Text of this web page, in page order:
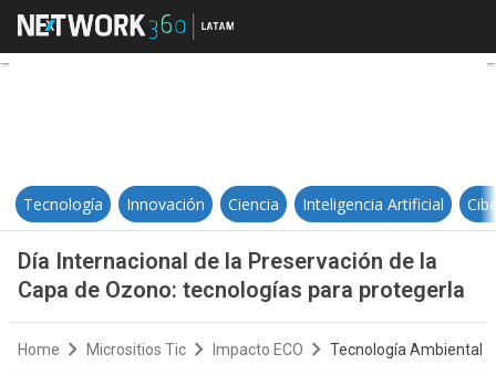
Día Internacional de la
Tecnología Innovación Ciencia Inteligencia Artificial
Día Internacional de la Preservación de la
Capa de Ozono: tecnologías para protegerla
Home Micrositios Tic Impacto ECO Tecnología Ambiental